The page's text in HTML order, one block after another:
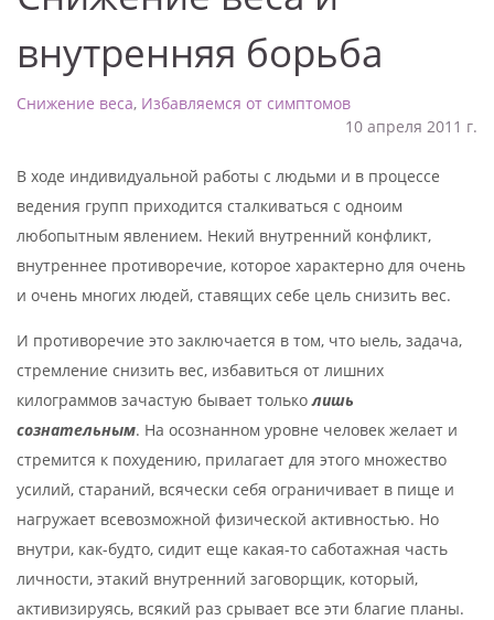
внутренняя борьба
Снижение веса, Избавляемся от симптомов
10 апреля 2011 г.
В ходе индивидуальной работы с людьми и в процессе
ведения групп приходится сталкиваться с одноим
любопытным явлением. Некий внутренний конфликт,
внутреннее противоречие, которое характерно для очень
и очень многих людей, ставящих себе цель снизить вес.
И противоречие это заключается в том, что ыель, задача,
стремление снизить вес, избавиться от лишних
килограммов зачастую бывает тольколишь
сознательным. На осознанном уровне человек желает и
стремится к похудению, прилагает для этого множество
усилий, стараний, всячески себя ограничивает в пище и
нагружает всевозможной физической активностью. Но
внутри, как-будто, сидит еще какая-то саботажная часть
личности, этакий внутренний заговорщик, который,
активизируясь, всякий раз срывает все эти благие планы.